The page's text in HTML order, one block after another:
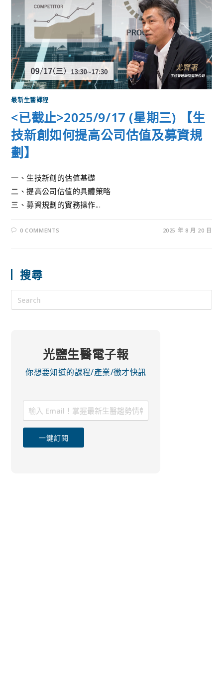
最新生醫課程
<已截止>2025/9/17 (星期三) 【生
技新創如何提高公司估值及募資規
劃】
一、生技新創的估值基礎
二、提高公司估值的具體策略
三、募資規劃的實務操作...
0 COMMENTS 2025 年 8 月 20 日
搜尋
光鹽生醫電子報
你想要知道的課程/產業/徵才快訊
一鍵訂閱